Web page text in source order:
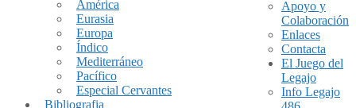
América
Eurasia
Europa
Índico
Mediterráneo
Pacífico
Especial Cervantes
Bibliografia
Apoyo y
Colaboración
Enlaces
Contacta
El Juego del
Legajo
Info Legajo